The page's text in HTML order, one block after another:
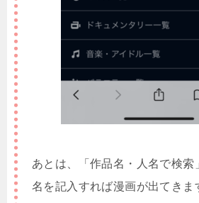
あとは、「作品名・人名で検索
名を記入すれば漫画が出てきま